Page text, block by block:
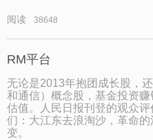
阅读 38648
RM平台
无论是2013年抱团成长股，
和通信）概念股，基金投资
估值。人民日报刊登的观众
们：大江东去浪淘沙，革命
变。